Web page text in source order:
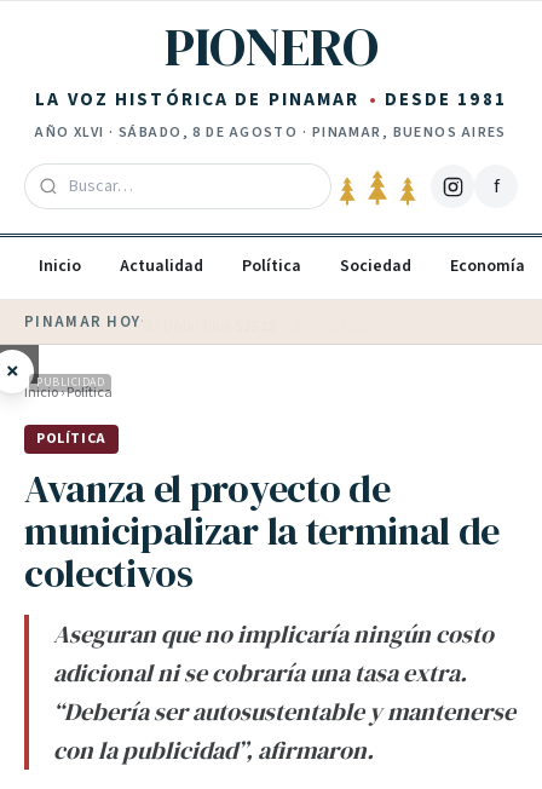
PIONERO
LA VOZ HISTÓRICA DE PINAMAR DESDE 1981
AÑO XLVI · SÁBADO, 8 DE AGOSTO · PINAMAR, BUENOS AIRES
f
Inicio Actualidad Política Sociedad Economía
PINAMAR HOY·
× PUBLICIDAD
Inicio›Política
POLÍTICA
Avanza el proyecto de
municipalizar la terminal de
colectivos
Aseguran que no implicaría ningún costo
adicional ni se cobraría una tasa extra.
“Debería ser autosustentable y mantenerse
con la publicidad”, afirmaron.